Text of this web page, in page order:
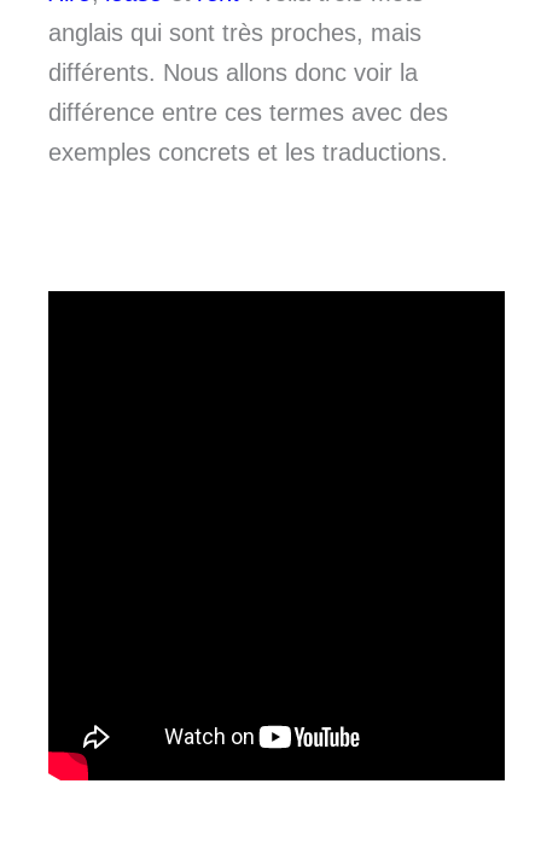
anglais qui sont très proches, mais
différents. Nous allons donc voir la
différence entre ces termes avec des
exemples concrets et les traductions.